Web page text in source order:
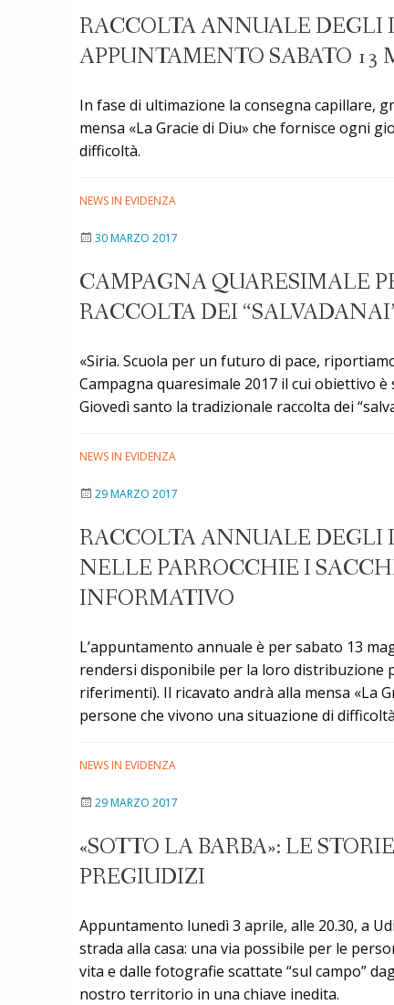
RACCOLTA ANNUALE
APPUNTAMENTO SABATO 13
In fase di ultimazione la consegna capillare,
mensa «La Gracie di Diu» che fornisce ogni
difficoltà.
NEWS IN EVIDENZA
30 MARZO 2017
CAMPAGNA QUARESIMALE
RACCOLTA DEI
«Siria. Scuola per un futuro di pace,
Campagna quaresimale 2017 il cui obiettivo
Giovedì santo la tradizionale raccolta dei
NEWS IN EVIDENZA
29 MARZO 2017
RACCOLTA ANNUALE
NELLE PARROCCHIE I
INFORMATIVO
L’appuntamento annuale è per sabato 13
rendersi disponibile per la loro distribuzione
riferimenti). Il ricavato andrà alla mensa «La
persone che vivono una situazione di
NEWS IN EVIDENZA
29 MARZO 2017
«SOTTO LA BARBA»: LE
PREGIUDIZI
Appuntamento lunedì 3 aprile, alle 20.30, a
strada alla casa: una via possibile per le
vita e dalle fotografie scattate “sul campo”
nostro territorio in una chiave inedita.